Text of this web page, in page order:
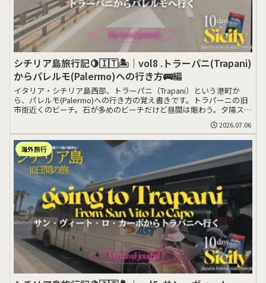
シチリア島旅行記🍋🇮🇹🏝️｜vol8 .トラーパニ(Trapani)
からパレルモ(Palermo)への行き方🚌編
イタリア・シチリア島西部、トラーパニ（Trapani）という港町か
ら、パレルモ(Palermo)への行き方の覚え書きです。トラパーニの旧
市街近くのビーチ。石が多めのビーチだけど昼間は賑わう。夕陽スポ
2026.07.06
海外旅行